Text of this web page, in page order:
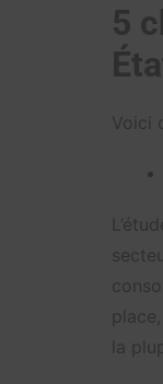
5
Voici
la